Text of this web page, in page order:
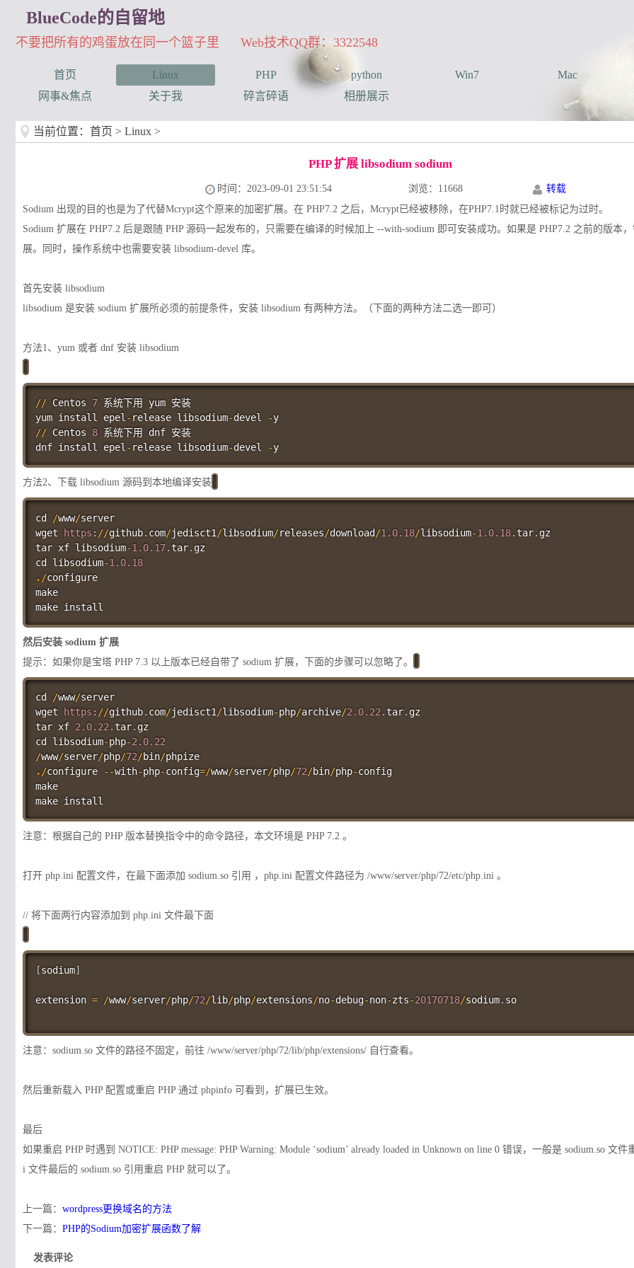
BlueCode的自留地
不要把所有的鸡蛋放在同一个篮子里 Web技术QQ群：3322548
首页 Linux PHP python Win7
Mac
网事&焦点
关于我 碎言碎语 相册展示
当前位置： 首页 > Linux >
PHP 扩展 libsodium sodium
时间：2023-09-01 23:51:54 浏览：11668
转载
Sodium 出现的目的也是为了代替Mcrypt这个原来的加密扩展。在 PHP7.2 之后，Mcrypt已经被移除，在PHP7.1时就已经被标记为过时。
Sodium 扩展在 PHP7.2 后是跟随 PHP 源码一起发布的，只需要在编译的时候加上 --with-sodium 即可安装成功。如果是 PHP7.2 之前的版本
展。同时，操作系统中也需要安装 libsodium-devel 库。
首先安装 libsodium
libsodium 是安装 sodium 扩展所必须的前提条件，安装 libsodium 有两种方法。（下面的两种方法二选一即可）
方法1、yum 或者 dnf 安装 libsodium
// Centos 7 系统下用 yum 安装
yum install epel - release libsodium-devel -
// Centos 8 系统下用 dnf 安装
dnf install epel - release libsodium-devel -
方法2、下载 libsodium 源码到本地编译安装
cd /www/server
wget https : //github. com/jedisct1 /libsodium/releases/download/1.0.18/libsodium-1.0.18.tar. gz
tar xf libsodium-1.0.17.tar. gz
cd libsodium-1.0.18
. /configure
make
然后安装 sodium 扩展
提示：如果你是宝塔 PHP 7.3 以上版本已经自带了 sodium 扩展，下面的步骤可以忽略了。
cd /www/server
wget
https : //github. com/jedisct1 /libsodium-php/archive/2.0.22 .tar. gz
tar xf 2.0.22 .tar. gz
cd libsodium-php-2.0.22
/www/server/php/72/bin/
. /configure - -with-php-config=/www/server/php/72/bin/php-config
make
注意：根据自己的 PHP 版本替换指令中的命令路径，本文环境是 PHP 7.2 。
打开 php.ini 配置文件，在最下面添加 sodium.so 引用 ，php.ini 配置文件路径为 /www/server/php/72/etc/php.ini 。
// 将下面两行内容添加到 php.ini 文件最下面
[sodium]
extension = /www/server/php/72/lib/php/extensions/no-debug-non-zts-20170718/sodium. so
注意：sodium.so 文件的路径不固定，前往 /www/server/php/72/lib/php/extensions/ 自行查看。
然后重新载入 PHP 配置或重启 PHP 通过 phpinfo 可看到，扩展已生效。
最后
如果重启 PHP 时遇到 NOTICE: PHP message: PHP Warning: Module ‘sodium’ already loaded in Unknown on line 0 错误，一般是 sodium.so 文
i 文件最后的 sodium.so 引用重启 PHP 就可以了。
上一篇： wordpress更换域名的方法
下一篇： PHP的Sodium加密扩展函数了解
发表评论